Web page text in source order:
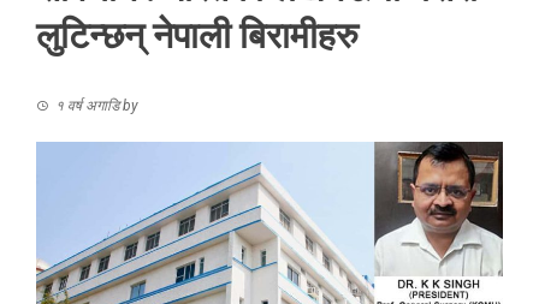
लुटिन्छन् नेपाली बिरामीहरु
१ वर्ष अगाडिby